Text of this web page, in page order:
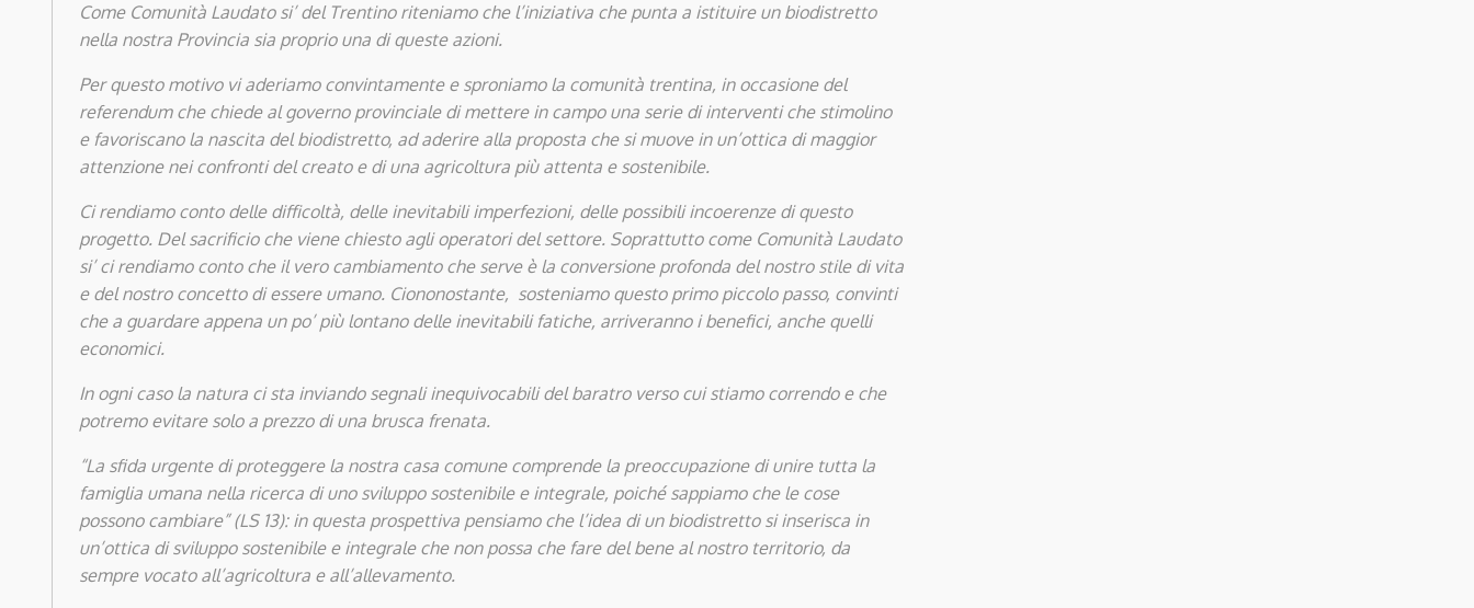
Come Comunità Laudato si’ del Trentino riteniamo che l’iniziativa che punta a istituire un biodistretto
nella nostra Provincia sia proprio una di queste azioni.
Per questo motivo vi aderiamo convintamente e sproniamo la comunità trentina, in occasione del
referendum che chiede al governo provinciale di mettere in campo una serie di interventi che stimolino
e favoriscano la nascita del biodistretto, ad aderire alla proposta che si muove in un’ottica di maggior
attenzione nei confronti del creato e di una agricoltura più attenta e sostenibile.
Ci rendiamo conto delle difficoltà, delle inevitabili imperfezioni, delle possibili incoerenze di questo
progetto. Del sacrificio che viene chiesto agli operatori del settore. Soprattutto come Comunità Laudato
si’ ci rendiamo conto che il vero cambiamento che serve è la conversione profonda del nostro stile di vita
e del nostro concetto di essere umano. Ciononostante, sosteniamo questo primo piccolo passo, convinti
che a guardare appena un po’ più lontano delle inevitabili fatiche, arriveranno i benefici, anche quelli
economici.
In ogni caso la natura ci sta inviando segnali inequivocabili del baratro verso cui stiamo correndo e che
potremo evitare solo a prezzo di una brusca frenata.
“La sfida urgente di proteggere la nostra casa comune comprende la preoccupazione di unire tutta la
famiglia umana nella ricerca di uno sviluppo sostenibile e integrale, poiché sappiamo che le cose
possono cambiare” (LS 13): in questa prospettiva pensiamo che l’idea di un biodistretto si inserisca in
un’ottica di sviluppo sostenibile e integrale che non possa che fare del bene al nostro territorio, da
sempre vocato all’agricoltura e all’allevamento.